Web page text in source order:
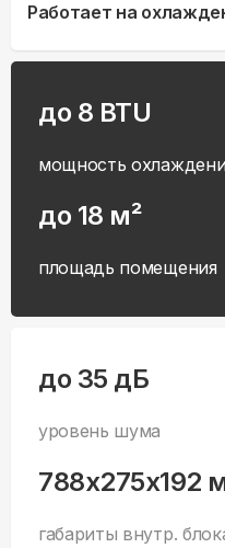
Работает на
до 8 BTU
мощность
до 18 м²
площадь помещения
до 35 дБ
уровень шума
788x275x192
габариты внутр.